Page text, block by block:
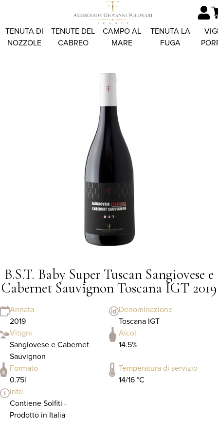
TENUTA DI
NOZZOLE
TENUTE DEL
CABREO
CAMPO AL
MARE
TENUTA LA
FUGA
B.S.T. Baby Super Tuscan Sangiovese e
Cabernet Sauvignon Toscana IGT 2019
Annata
2019
Denominazione
Toscana IGT
Vitigni
Sangiovese e Cabernet
Sauvignon
Alcol
14.5%
Formato
0.75l
Temperatura di servizio
14/16 °C
Info
Contiene Solfiti -
Prodotto in Italia